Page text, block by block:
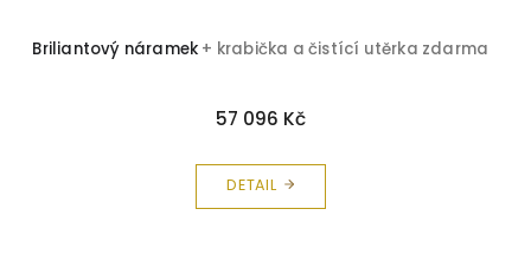
Briliantový náramek + krabička a čistící utěrka zdarma
57 096 Kč
DETAIL